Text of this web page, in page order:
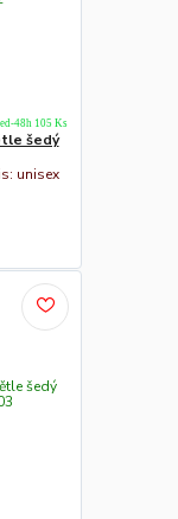
šedý
unisex
48h 105 Ks